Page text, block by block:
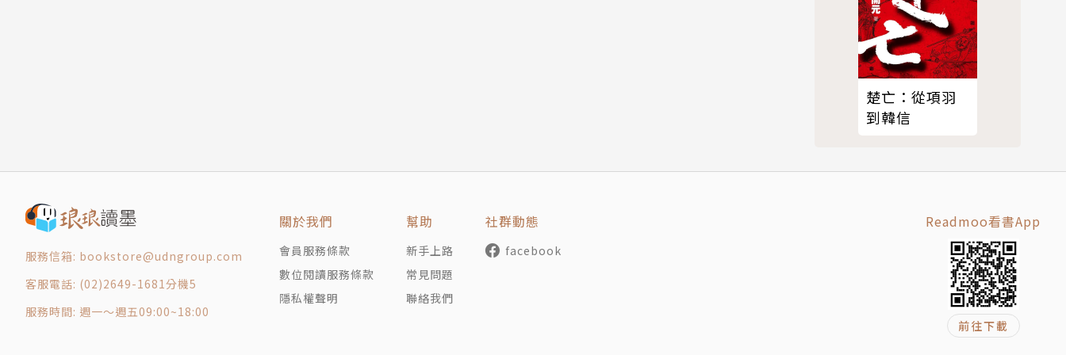
第一章 看電視、唱文化高調 很有必要
第二章 新聞人與新聞
漫談新聞倫理及傳媒市場失靈
記者這一行 見「美」「思齊」
記者這一行 見「美」「思齊」
為什麼我們沒有老記者？
《紐約時報》的風格
記者的消息來源
楚亡：從項羽
到韓信
服務信箱: bookstore@udngroup.com
客服電話: (02)2649-1681分機5
服務時間: 週一～週五09:00~18:00
關於我們
會員服務條款
數位閱讀服務條款
隱私權聲明
幫助
新手上路
常見問題
聯絡我們
社群動態
facebook
Readmoo看書App
前往下載